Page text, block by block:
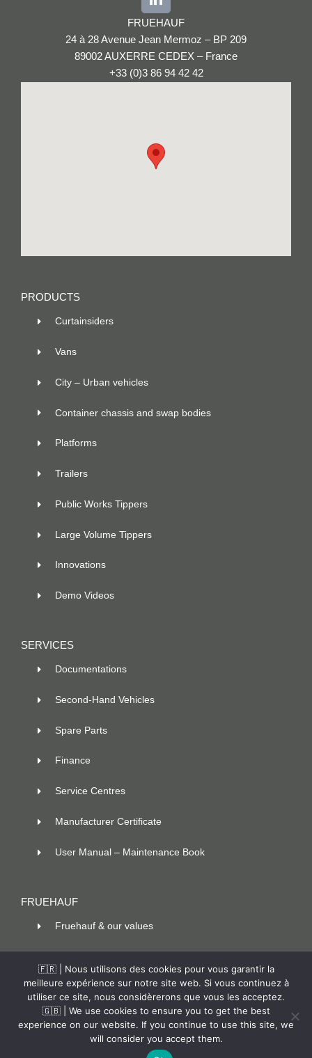
FRUEHAUF
24 à 28 Avenue Jean Mermoz – BP 209
89002 AUXERRE CEDEX – France
+33 (0)3 86 94 42 42
PRODUCTS
Curtainsiders
Vans
City – Urban vehicles
Container chassis and swap bodies
Platforms
Trailers
Public Works Tippers
Large Volume Tippers
Innovations
Demo Videos
SERVICES
Documentations
Second-Hand Vehicles
Spare Parts
Finance
Service Centres
Manufacturer Certificate
User Manual – Maintenance Book
FRUEHAUF
Fruehauf & our values
Contact
Fruehauf Legal Notice
🇫🇷 | Nous utilisons des cookies pour vous garantir la
meilleure expérience sur notre site web. Si vous continuez à
utiliser ce site, nous considèrerons que vous les acceptez.
🇬🇧 | We use cookies to ensure you to get the best
experience on our website. If you continue to use this site, we
will consider you accept them.